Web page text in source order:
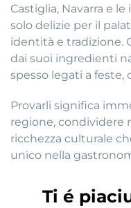
Castiglia, Navarra e
solo delizie per il
identità e tradizione.
dai suoi ingredienti
spesso legati a feste,
Provarli significa
regione, condividere
ricchezza culturale
unico nella
Ti é